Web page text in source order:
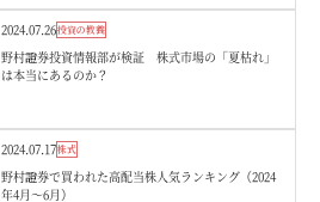
2024.07.26投資の教養
野村證券投資情報部が検証 株式市場の「夏枯れ」
は本当にあるのか？
2024.07.17株式
野村證券で買われた高配当株人気ランキング（2024
年4月～6月）